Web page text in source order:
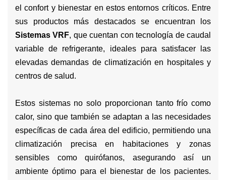
el confort y bienestar en estos entornos críticos. Entre
sus productos más destacados se encuentran los
Sistemas VRF, que cuentan con tecnología de caudal
variable de refrigerante, ideales para satisfacer las
elevadas demandas de climatización en hospitales y
centros de salud.
Estos sistemas no solo proporcionan tanto frío como
calor, sino que también se adaptan a las necesidades
específicas de cada área del edificio, permitiendo una
climatización precisa en habitaciones y zonas
sensibles como quirófanos, asegurando así un
ambiente óptimo para el bienestar de los pacientes.